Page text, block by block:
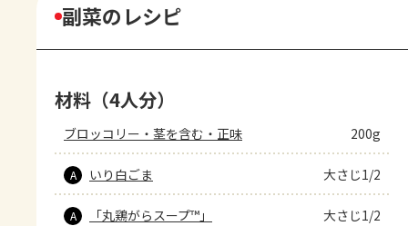
副菜のレシピ
材料（4人分）
ブロッコリー・茎を含む・正味 200g
A いり白ごま 大さじ1/2
A 「丸鶏がらスープ™」 大さじ1/2